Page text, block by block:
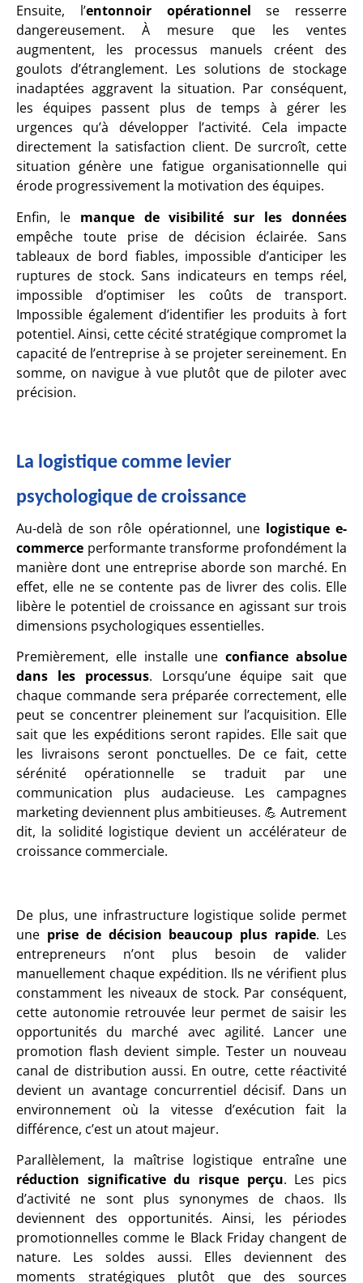
Ensuite, l’entonnoir opérationnel se resserre
dangereusement. À mesure que les ventes
augmentent, les processus manuels créent des
goulots d’étranglement. Les solutions de stockage
inadaptées aggravent la situation. Par conséquent,
les équipes passent plus de temps à gérer les
urgences qu’à développer l’activité. Cela impacte
directement la satisfaction client. De surcroît, cette
situation génère une fatigue organisationnelle qui
érode progressivement la motivation des équipes.
Enfin, le manque de visibilité sur les données
empêche toute prise de décision éclairée. Sans
tableaux de bord fiables, impossible d’anticiper les
ruptures de stock. Sans indicateurs en temps réel,
impossible d’optimiser les coûts de transport.
Impossible également d’identifier les produits à fort
potentiel. Ainsi, cette cécité stratégique compromet la
capacité de l’entreprise à se projeter sereinement. En
somme, on navigue à vue plutôt que de piloter avec
précision.
La logistique comme levier
psychologique de croissance
Au-delà de son rôle opérationnel, une logistique e-
commerce performante transforme profondément la
manière dont une entreprise aborde son marché. En
effet, elle ne se contente pas de livrer des colis. Elle
libère le potentiel de croissance en agissant sur trois
dimensions psychologiques essentielles.
Premièrement, elle installe uneconfiance absolue
dans les processus. Lorsqu’une équipe sait que
chaque commande sera préparée correctement, elle
peut se concentrer pleinement sur l’acquisition. Elle
sait que les expéditions seront rapides. Elle sait que
les livraisons seront ponctuelles. De ce fait, cette
sérénité opérationnelle se traduit par une
communication plus audacieuse. Les campagnes
marketing deviennent plus ambitieuses. 💪 Autrement
dit, la solidité logistique devient un accélérateur de
croissance commerciale.
De plus, une infrastructure logistique solide permet
une prise de décision beaucoup plus rapide. Les
entrepreneurs n’ont plus besoin de valider
manuellement chaque expédition. Ils ne vérifient plus
constamment les niveaux de stock. Par conséquent,
cette autonomie retrouvée leur permet de saisir les
opportunités du marché avec agilité. Lancer une
promotion flash devient simple. Tester un nouveau
canal de distribution aussi. En outre, cette réactivité
devient un avantage concurrentiel décisif. Dans un
environnement où la vitesse d’exécution fait la
différence, c’est un atout majeur.
Parallèlement, la maîtrise logistique entraîne une
réduction significative du risque perçu. Les pics
d’activité ne sont plus synonymes de chaos. Ils
deviennent des opportunités. Ainsi, les périodes
promotionnelles comme le Black Friday changent de
nature. Les soldes aussi. Elles deviennent des
moments stratégiques plutôt que des sources